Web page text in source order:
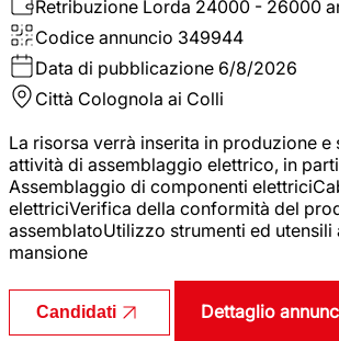
Retribuzione Lorda 24000 - 26000
Codice annuncio 349944
Data di pubblicazione 6/8/2026
Città Colognola ai Colli
La risorsa verrà inserita in produzione e
attività di assemblaggio elettrico, in
Assemblaggio di componenti
elettriciVerifica della conformità del
assemblatoUtilizzo strumenti ed utensili
mansione
Candidati Dettaglio